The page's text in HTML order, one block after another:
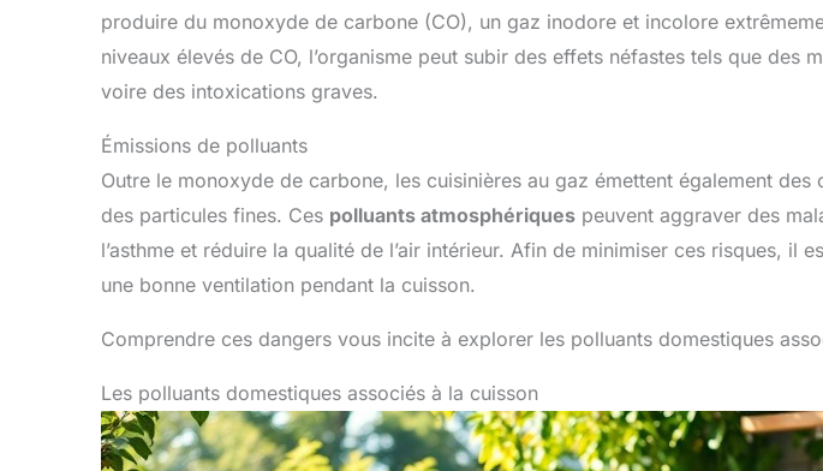
produire du monoxyde de carbone (CO), un gaz inodore et incolore
niveaux élevés de CO, l’organisme peut subir des effets néfastes tels que des
voire des intoxications graves.
Émissions de polluants
Outre le monoxyde de carbone, les cuisinières au gaz émettent également des
des particules fines. Ces polluants atmosphériques peuvent aggraver des
l’asthme et réduire la qualité de l’air intérieur. Afin de minimiser ces risques, il
une bonne ventilation pendant la cuisson.
Comprendre ces dangers vous incite à explorer les polluants domestiques
Les polluants domestiques associés à la cuisson